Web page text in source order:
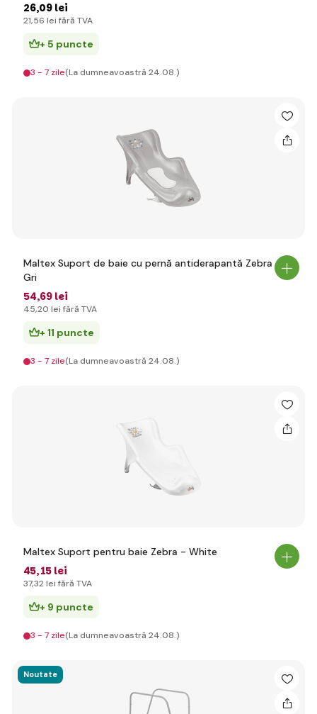
26,09 lei
21,56 lei fără TVA
+ 5 puncte
3 - 7 zile(La dumneavoastră 24.08.)
Maltex Suport de baie cu pernă antiderapantă Zebra -
Gri
54,69 lei
45,20 lei fără TVA
+ 11 puncte
3 - 7 zile(La dumneavoastră 24.08.)
Maltex Suport pentru baie Zebra - White
45,15 lei
37,32 lei fără TVA
+ 9 puncte
3 - 7 zile(La dumneavoastră 24.08.)
Noutate